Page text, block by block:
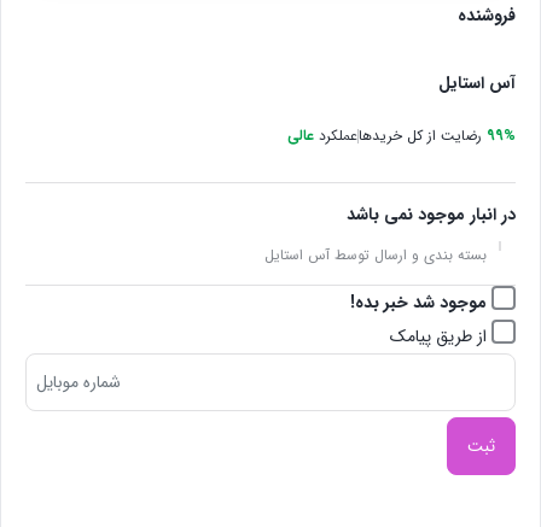
فروشنده
آس استایل
99% رضایت از کل خریدهاعملکرد عالی
در انبار موجود نمی باشد
بسته بندی و ارسال توسط آس استایل
موجود شد خبر بده!
از طریق پیامک
ثبت